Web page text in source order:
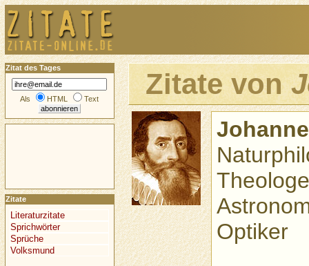
Zitate von
Optiker
Zitat des Tages
Als HTML Text
Zitate
Literaturzitate
Sprichwörter
Sprüche
Volksmund